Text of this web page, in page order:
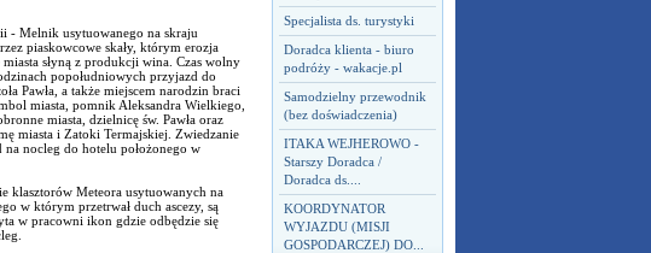
Specjalista ds. turystyki
Doradca klienta - biuro
podróży - wakacje.pl
Samodzielny przewodnik
(bez doświadczenia)
ITAKA WEJHEROWO -
Starszy Doradca /
Doradca ds....
KOORDYNATOR
WYJAZDU (MISJI
GOSPODARCZEJ) DO...
- Melnik usytuowanego na skraju
piaskowcowe skały, którym erozja
słyną z produkcji wina. Czas wolny
popołudniowych przyjazd do
Pawła, a także miejscem narodzin braci
miasta, pomnik Aleksandra Wielkiego,
miasta, dzielnicę św. Pawła oraz
miasta i Zatoki Termajskiej. Zwiedzanie
nocleg do hotelu położonego w
klasztorów Meteora usytuowanych na
w którym przetrwał duch ascezy, są
w pracowni ikon gdzie odbędzie się